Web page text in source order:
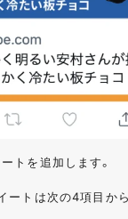
トを追加します。
ートは次の4項目か